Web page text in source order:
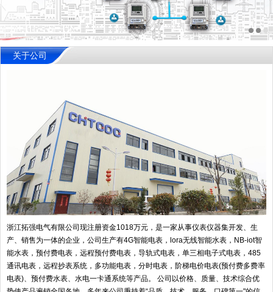
关于公司
浙江拓强电气有限公司现注册资金1018万元，是一家从事仪表仪器集开发、生
产、销售为一体的企业，公司生产有4G智能电表，lora无线智能水表，NB-iot智
能水表，预付费电表，远程预付费电表，导轨式电表，单三相电子式电表，485
通讯电表，远程抄表系统，多功能电表，分时电表，阶梯电价电表(预付费多费率
电表)、预付费水表、水电一卡通系统等产品。 公司以价格、质量、技术综合优